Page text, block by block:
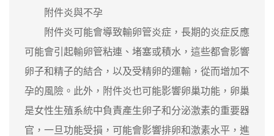
附件炎與不孕
附件炎可能會導致輸卵管炎症，長期的炎症反應
可能會引起輸卵管粘連、堵塞或積水，這些都會影響
卵子和精子的結合，以及受精卵的運輸，從而增加不
孕的風險。此外，附件炎也可能影響卵巢功能，卵巢
是女性生殖系統中負責產生卵子和分泌激素的重要器
官，一旦功能受損，可能會影響排卵和激素水平，進